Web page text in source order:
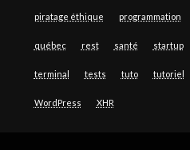
piratage éthique programmation
québec rest santé startup
terminal tests tuto tutoriel
WordPress XHR